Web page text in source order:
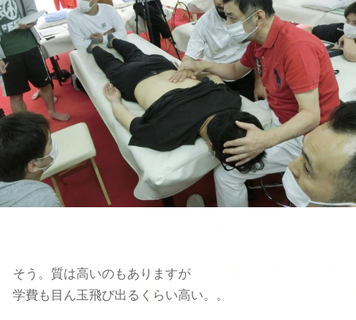
そう。質は高いのもありますが
学費も目ん玉飛び出るくらい高い。。